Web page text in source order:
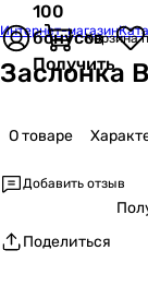
100
бонусов
Получить
Корзина
Интернет-магазин
Заслонка
О товаре
Добавить отзыв
Поделиться